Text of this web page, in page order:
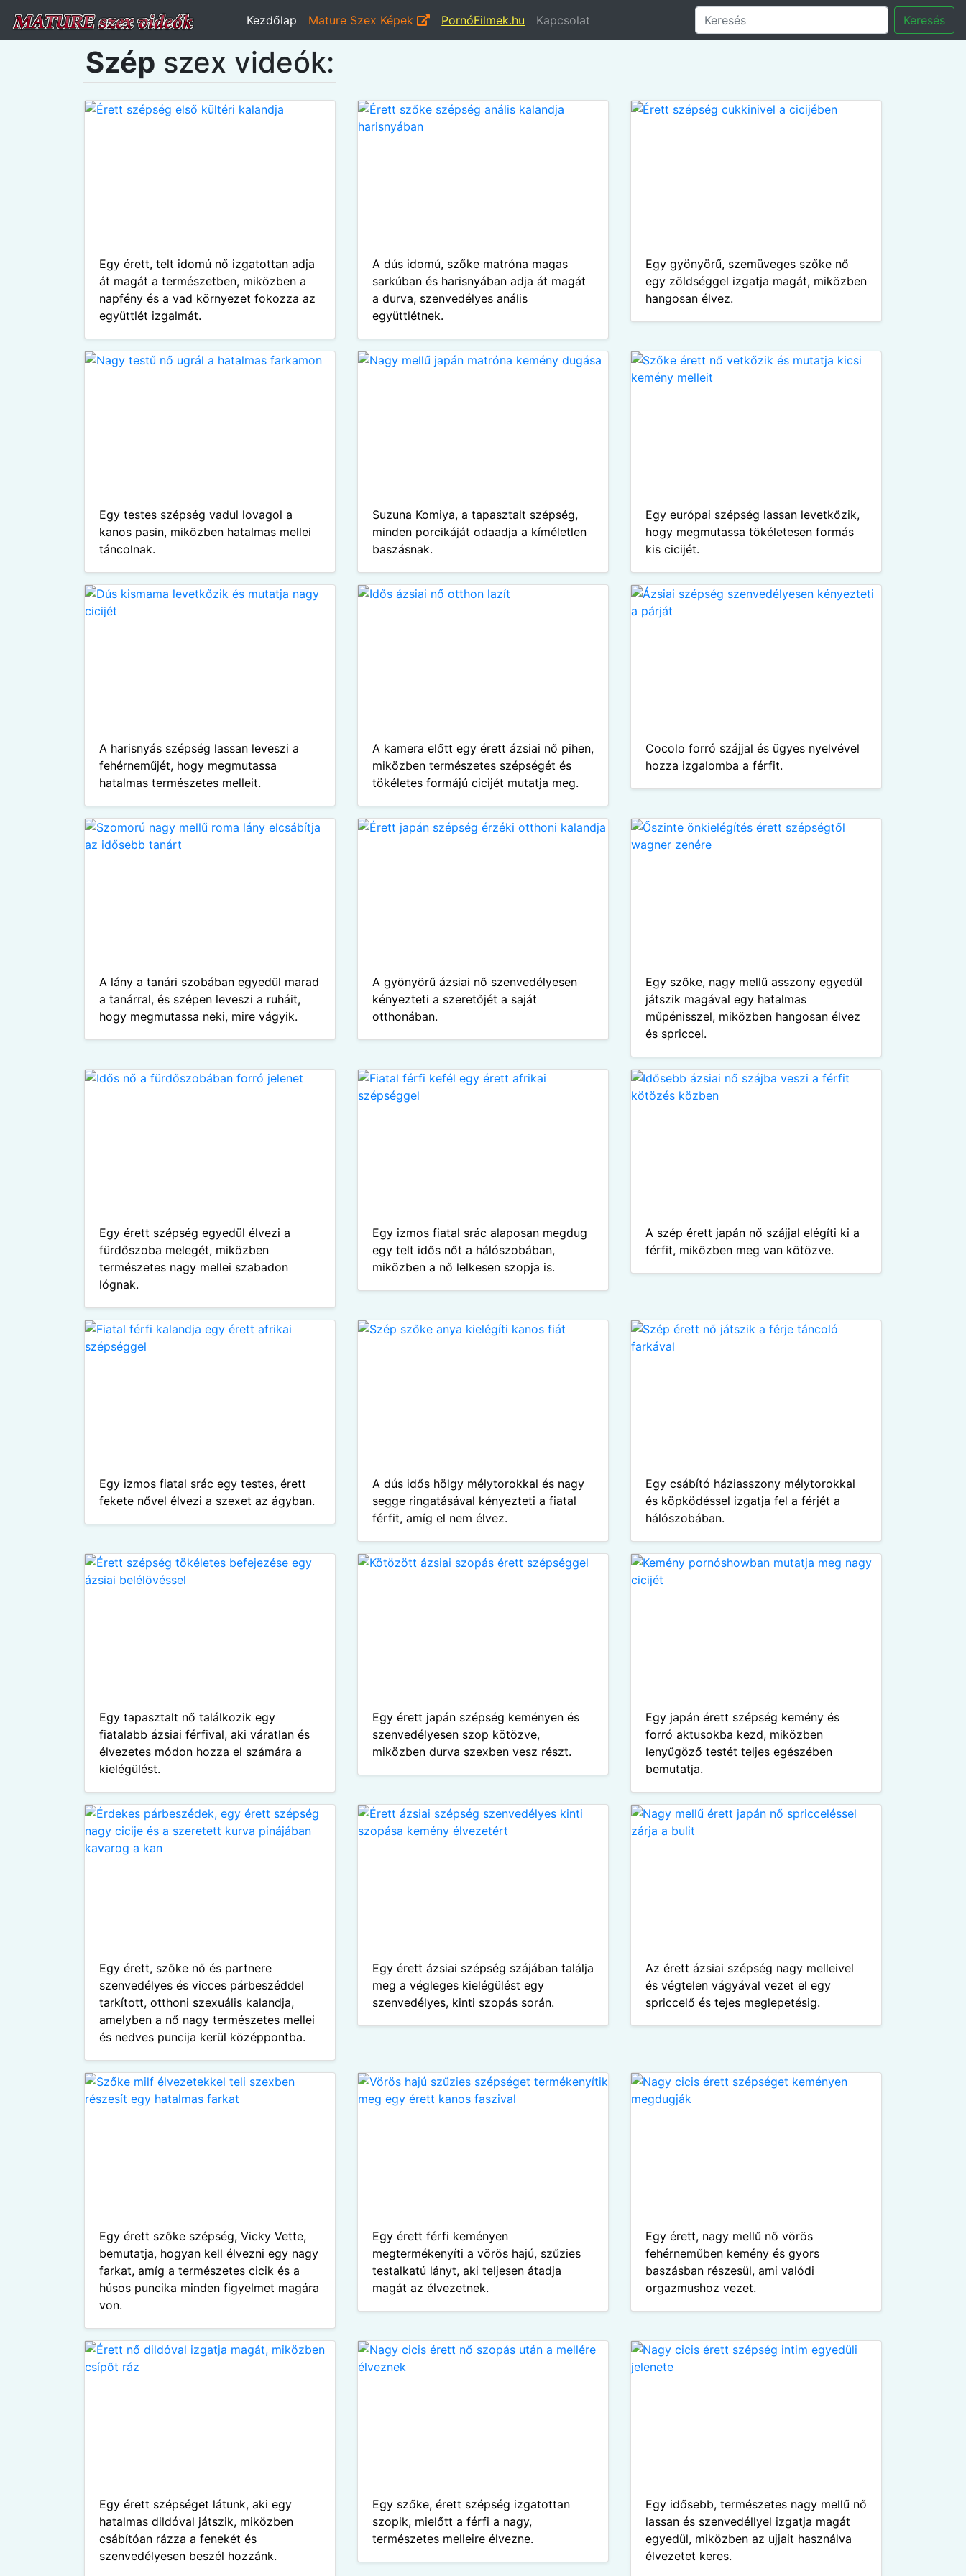
Kezdőlap Mature Szex Képek PornóFilmek.hu Kapcsolat Keresés
Szép szex videók:
Egy érett, telt idomú nő izgatottan adja
át magát a természetben, miközben a
napfény és a vad környezet fokozza az
együttlét izgalmát.
A dús idomú, szőke matróna magas
sarkúban és harisnyában adja át magát
a durva, szenvedélyes anális
együttlétnek.
Egy gyönyörű, szemüveges szőke nő
egy zöldséggel izgatja magát, miközben
hangosan élvez.
Egy testes szépség vadul lovagol a
kanos pasin, miközben hatalmas mellei
táncolnak.
Suzuna Komiya, a tapasztalt szépség,
minden porcikáját odaadja a kíméletlen
baszásnak.
Egy európai szépség lassan levetkőzik,
hogy megmutassa tökéletesen formás
kis cicijét.
A harisnyás szépség lassan leveszi a
fehérneműjét, hogy megmutassa
hatalmas természetes melleit.
A kamera előtt egy érett ázsiai nő pihen,
miközben természetes szépségét és
tökéletes formájú cicijét mutatja meg.
Cocolo forró szájjal és ügyes nyelvével
hozza izgalomba a férfit.
A lány a tanári szobában egyedül marad
a tanárral, és szépen leveszi a ruháit,
hogy megmutassa neki, mire vágyik.
A gyönyörű ázsiai nő szenvedélyesen
kényezteti a szeretőjét a saját
otthonában.
Egy szőke, nagy mellű asszony egyedül
játszik magával egy hatalmas
műpénisszel, miközben hangosan élvez
és spriccel.
Egy érett szépség egyedül élvezi a
fürdőszoba melegét, miközben
természetes nagy mellei szabadon
lógnak.
Egy izmos fiatal srác alaposan megdug
egy telt idős nőt a hálószobában,
miközben a nő lelkesen szopja is.
A szép érett japán nő szájjal elégíti ki a
férfit, miközben meg van kötözve.
Egy izmos fiatal srác egy testes, érett
fekete nővel élvezi a szexet az ágyban.
A dús idős hölgy mélytorokkal és nagy
segge ringatásával kényezteti a fiatal
férfit, amíg el nem élvez.
Egy csábító háziasszony mélytorokkal
és köpködéssel izgatja fel a férjét a
hálószobában.
Egy tapasztalt nő találkozik egy
fiatalabb ázsiai férfival, aki váratlan és
élvezetes módon hozza el számára a
kielégülést.
Egy érett japán szépség keményen és
szenvedélyesen szop kötözve,
miközben durva szexben vesz részt.
Egy japán érett szépség kemény és
forró aktusokba kezd, miközben
lenyűgöző testét teljes egészében
bemutatja.
Egy érett, szőke nő és partnere
szenvedélyes és vicces párbeszéddel
tarkított, otthoni szexuális kalandja,
amelyben a nő nagy természetes mellei
és nedves puncija kerül középpontba.
Egy érett ázsiai szépség szájában találja
meg a végleges kielégülést egy
szenvedélyes, kinti szopás során.
Az érett ázsiai szépség nagy melleivel
és végtelen vágyával vezet el egy
spriccelő és tejes meglepetésig.
Egy érett szőke szépség, Vicky Vette,
bemutatja, hogyan kell élvezni egy nagy
farkat, amíg a természetes cicik és a
húsos puncika minden figyelmet magára
von.
Egy érett férfi keményen
megtermékenyíti a vörös hajú, szűzies
testalkatú lányt, aki teljesen átadja
magát az élvezetnek.
Egy érett, nagy mellű nő vörös
fehérneműben kemény és gyors
baszásban részesül, ami valódi
orgazmushoz vezet.
Egy érett szépséget látunk, aki egy
hatalmas dildóval játszik, miközben
csábítóan rázza a fenekét és
szenvedélyesen beszél hozzánk.
Egy szőke, érett szépség izgatottan
szopik, mielőtt a férfi a nagy,
természetes melleire élvezne.
Egy idősebb, természetes nagy mellű nő
lassan és szenvedéllyel izgatja magát
egyedül, miközben az ujjait használva
élvezetet keres.